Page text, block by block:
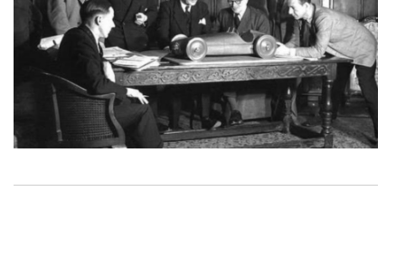
consentimento e quando tal se afigure estritamente
necessário no contexto dos serviços a prestar.
Realçamos que o bloqueio de certo tipo de Cookies e
tecnologias similares pode ter impacto na sua
experiência de navegação no Website e nos serviços
disponibilizados.